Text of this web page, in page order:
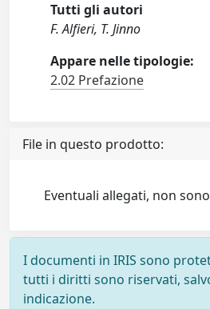
Tutti gli autori
F. Alfieri, T. Jinno
Appare nelle tipologie:
2.02 Prefazione
File in questo prodotto:
Eventuali allegati, non
I documenti in IRIS sono
tutti i diritti sono riservati,
indicazione.